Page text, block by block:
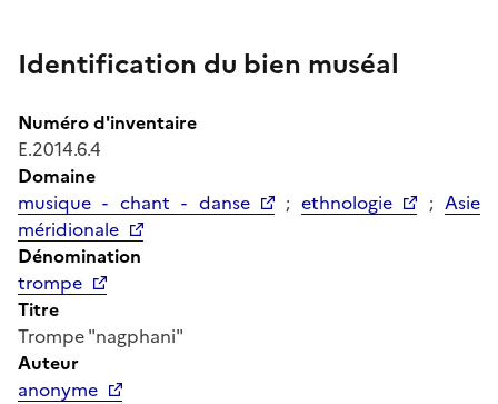
Identification du bien muséal
Numéro d'inventaire
E.2014.6.4
Domaine
musique - chant - danse
;ethnologie ; Asie
méridionale
Dénomination
trompe
Titre
Trompe "nagphani"
Auteur
anonyme